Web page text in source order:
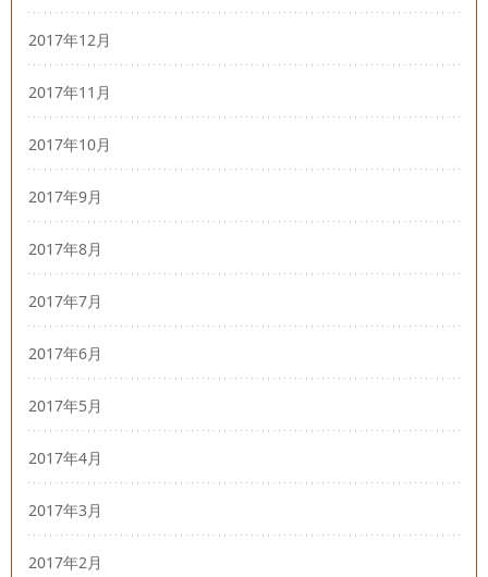
2017年12月
2017年11月
2017年10月
2017年9月
2017年8月
2017年7月
2017年6月
2017年5月
2017年4月
2017年3月
2017年2月